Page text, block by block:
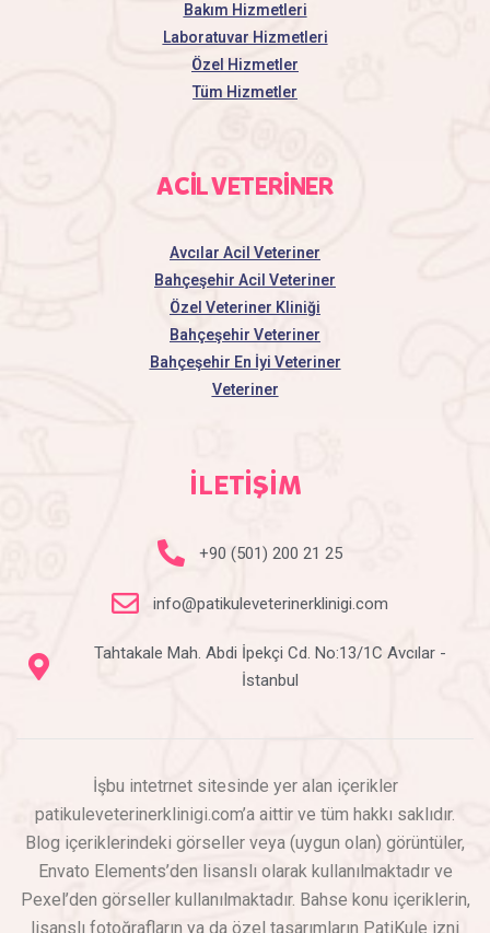
Bakım Hizmetleri
Laboratuvar Hizmetleri
Özel Hizmetler
Tüm Hizmetler
ACİL VETERİNER
Avcılar Acil Veteriner
Bahçeşehir Acil Veteriner
Özel Veteriner Kliniği
Bahçeşehir Veteriner
Bahçeşehir En İyi Veteriner
Veteriner
İLETİŞİM
+90 (501) 200 21 25
info@patikuleveterinerklinigi.com
Tahtakale Mah. Abdi İpekçi Cd. No:13/1C Avcılar -
İstanbul
İşbu intetrnet sitesinde yer alan içerikler
patikuleveterinerklinigi.com’a aittir ve tüm hakkı saklıdır.
Blog içeriklerindeki görseller veya (uygun olan) görüntüler,
Envato Elements’den lisanslı olarak kullanılmaktadır ve
Pexel’den görseller kullanılmaktadır. Bahse konu içeriklerin,
lisanslı fotoğrafların ya da özel tasarımların PatiKule izni